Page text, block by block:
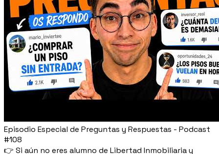
Episodio Especial de Preguntas y Respuestas - Podcast
#108
👉 Si aún no eres alumno de Libertad Inmobiliaria y